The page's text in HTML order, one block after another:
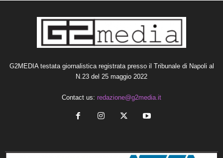
G2MEDIA testata giornalistica registrata presso il Tribunale di Napoli al
N.23 del 25 maggio 2022
Contact us: redazione@g2media.it